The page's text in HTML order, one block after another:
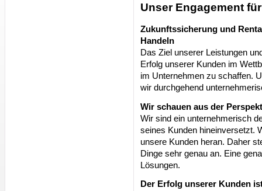
Unser Engagement
Zukunftssicherung und
Handeln
Das Ziel unserer Leistungen
Erfolg unserer Kunden im
im Unternehmen zu schaffen.
wir durchgehend
Wir schauen aus der
Wir sind ein unternehmerisch
seines Kunden hineinversetzt.
unsere Kunden heran. Daher
Dinge sehr genau an. Eine
Lösungen.
Der Erfolg unserer Kunden